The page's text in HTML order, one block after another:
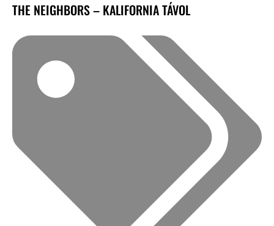
THE NEIGHBORS – KALIFORNIA TÁVOL